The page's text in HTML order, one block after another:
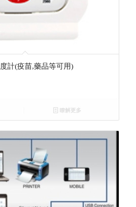
計(疫苗,藥品等可用)
瞭解更多